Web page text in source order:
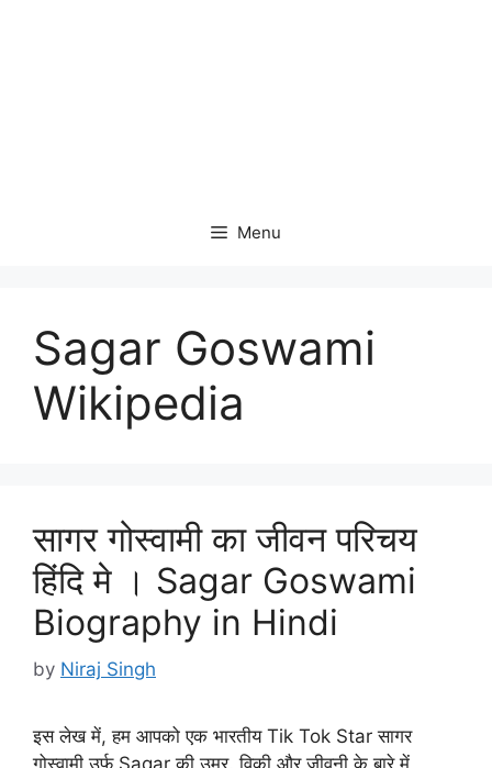
Menu
Sagar Goswami
Wikipedia
सागर गोस्वामी का जीवन परिचय
हिंदि मे । Sagar Goswami
Biography in Hindi
by Niraj Singh
इस लेख में, हम आपको एक भारतीय Tik Tok Star सागर